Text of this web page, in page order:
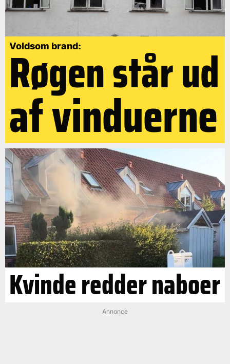
Voldsom brand:
Røgen står ud
af vinduerne
Kvinde redder naboer
Annonce